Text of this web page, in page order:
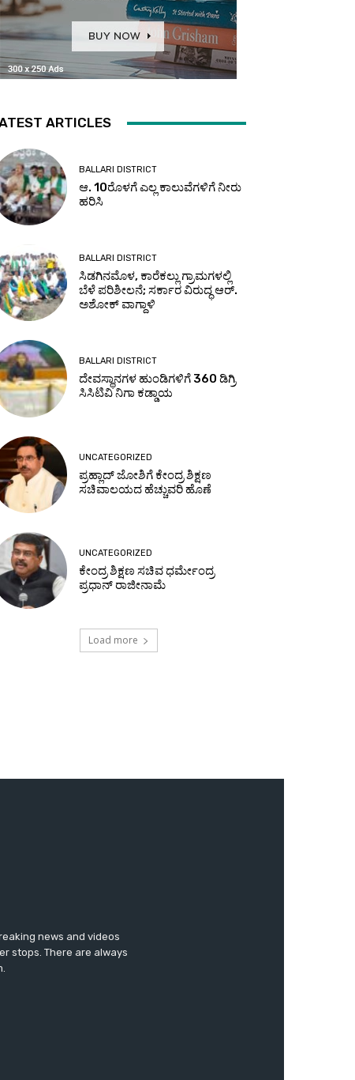
news and videos
stops. There are always